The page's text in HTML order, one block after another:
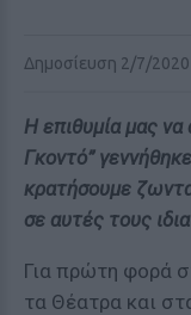
Δημοσίευση 2/7/2020
Η επιθυμία μας
Γκοντό”
κρατήσουμε
σε αυτές τους
Για πρώτη φορά
τα Θέατρα και